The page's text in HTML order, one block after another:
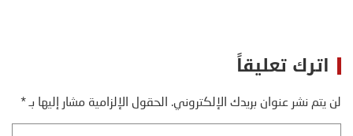
اترك تعليقاً
لن يتم نشر عنوان بريدك الإلكتروني. الحقول الإلزامية مشار إليها بـ*